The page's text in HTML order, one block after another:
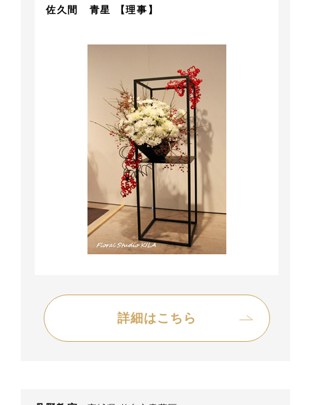
佐久間 青星 【理事】
詳細はこちら